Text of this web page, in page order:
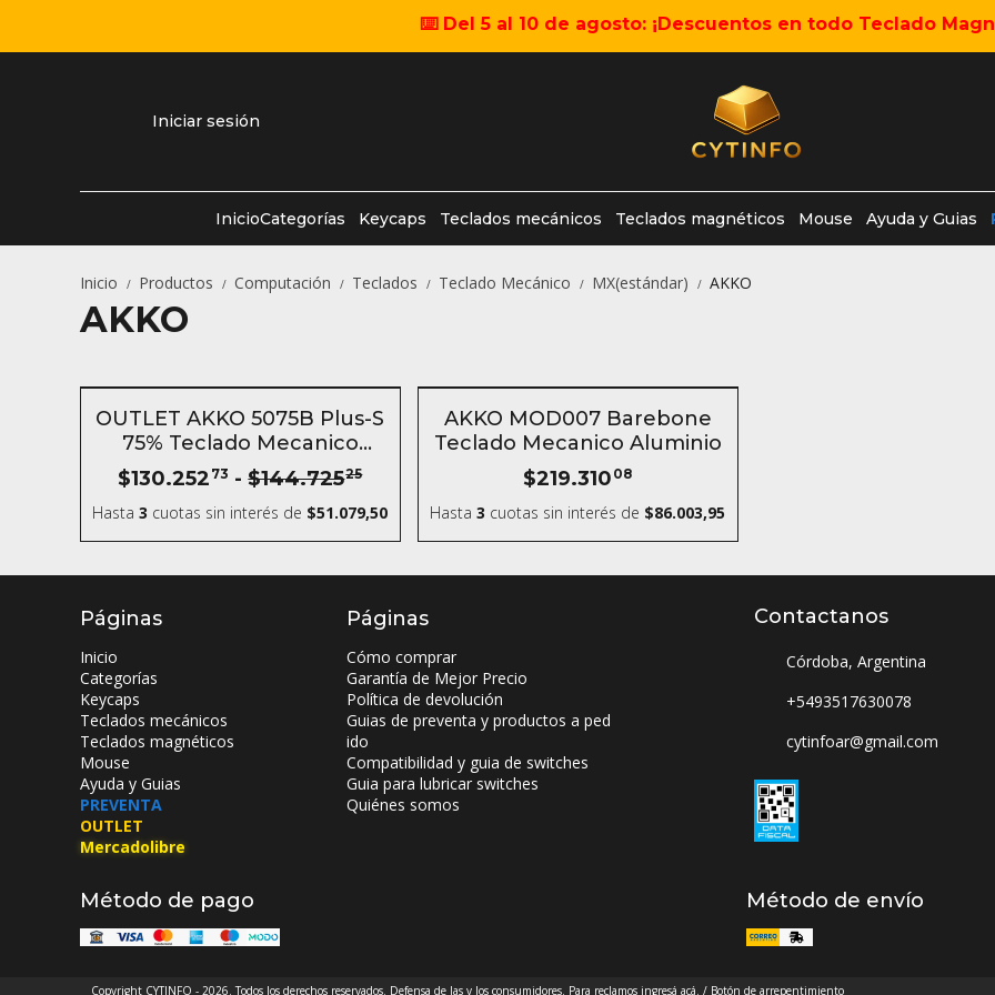
⌨️ Del 5 al 10 de agosto: ¡Descuentos en todo Teclado
Iniciar sesión
InicioCategorías Keycaps Teclados mecánicos Teclados magnéticos Mouse Ayuda y Guias
Inicio / Productos / Computación / Teclados / Teclado Mecánico / MX(estándar) / AKKO
AKKO
SIN STOCK - 10 %
OUTLET AKKO 5075B Plus-S
75% Teclado Mecanico
Inalámbrico
$130.252 73 - $144.72525
Hasta3 cuotas sin interés de $51.079,50
SIN STOCK
AKKO MOD007 Barebone
Teclado Mecanico Aluminio
$219.310 08
Hasta3 cuotas sin interés de $86.003,95
Páginas
Inicio
Categorías
Keycaps
Teclados mecánicos
Teclados magnéticos
Mouse
Ayuda y Guias
PREVENTA
OUTLET
Mercadolibre
Páginas
Cómo comprar
Garantía de Mejor Precio
Política de devolución
Guias de preventa y productos a ped
ido
Compatibilidad y guia de switches
Guia para lubricar switches
Quiénes somos
Contactanos
Córdoba, Argentina
+5493517630078
cytinfoar@gmail.com
Método de pago Método de envío
Copyright CYTINFO - 2026. Todos los derechos reservados. Defensa de las y los consumidores. Para reclamos ingresá acá. / Botón de arrepentimiento